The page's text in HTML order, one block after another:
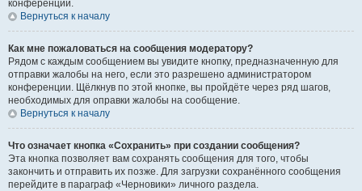
конференции.
Вернуться к началу
Как мне пожаловаться на сообщения модератору?
Рядом с каждым сообщением вы увидите кнопку, предназначенную для
отправки жалобы на него, если это разрешено администратором
конференции. Щёлкнув по этой кнопке, вы пройдёте через ряд шагов,
необходимых для оправки жалобы на сообщение.
Вернуться к началу
Что означает кнопка «Сохранить» при создании сообщения?
Эта кнопка позволяет вам сохранять сообщения для того, чтобы
закончить и отправить их позже. Для загрузки сохранённого сообщения
перейдите в параграф «Черновики» личного раздела.